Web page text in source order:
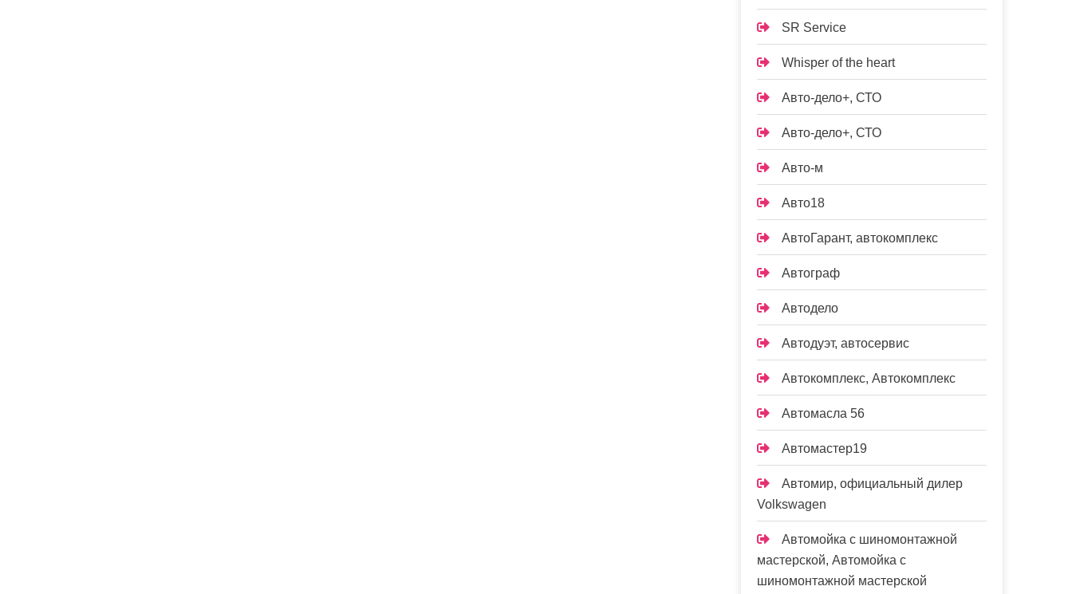
SR Service
Whisper of the heart
Авто-дело+, СТО
Авто-дело+, СТО
Авто-м
Авто18
АвтоГарант, автокомплекс
Автограф
Автодело
Автодуэт, автосервис
Автокомплекс, Автокомплекс
Автомасла 56
Автомастер19
Автомир, официальный дилер
Volkswagen
Автомойка с шиномонтажной
мастерской, Автомойка с
шиномонтажной мастерской